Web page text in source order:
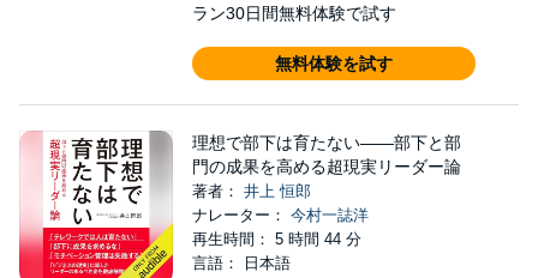
ラン30日間無料体験で試す
無料体験を試す
理想で部下は育たない――部下と部
門の成果を高める超現実リーダー論
著者： 井上 恒郎
ナレーター： 今村一誌洋
再生時間： 5 時間 44 分
言語： 日本語